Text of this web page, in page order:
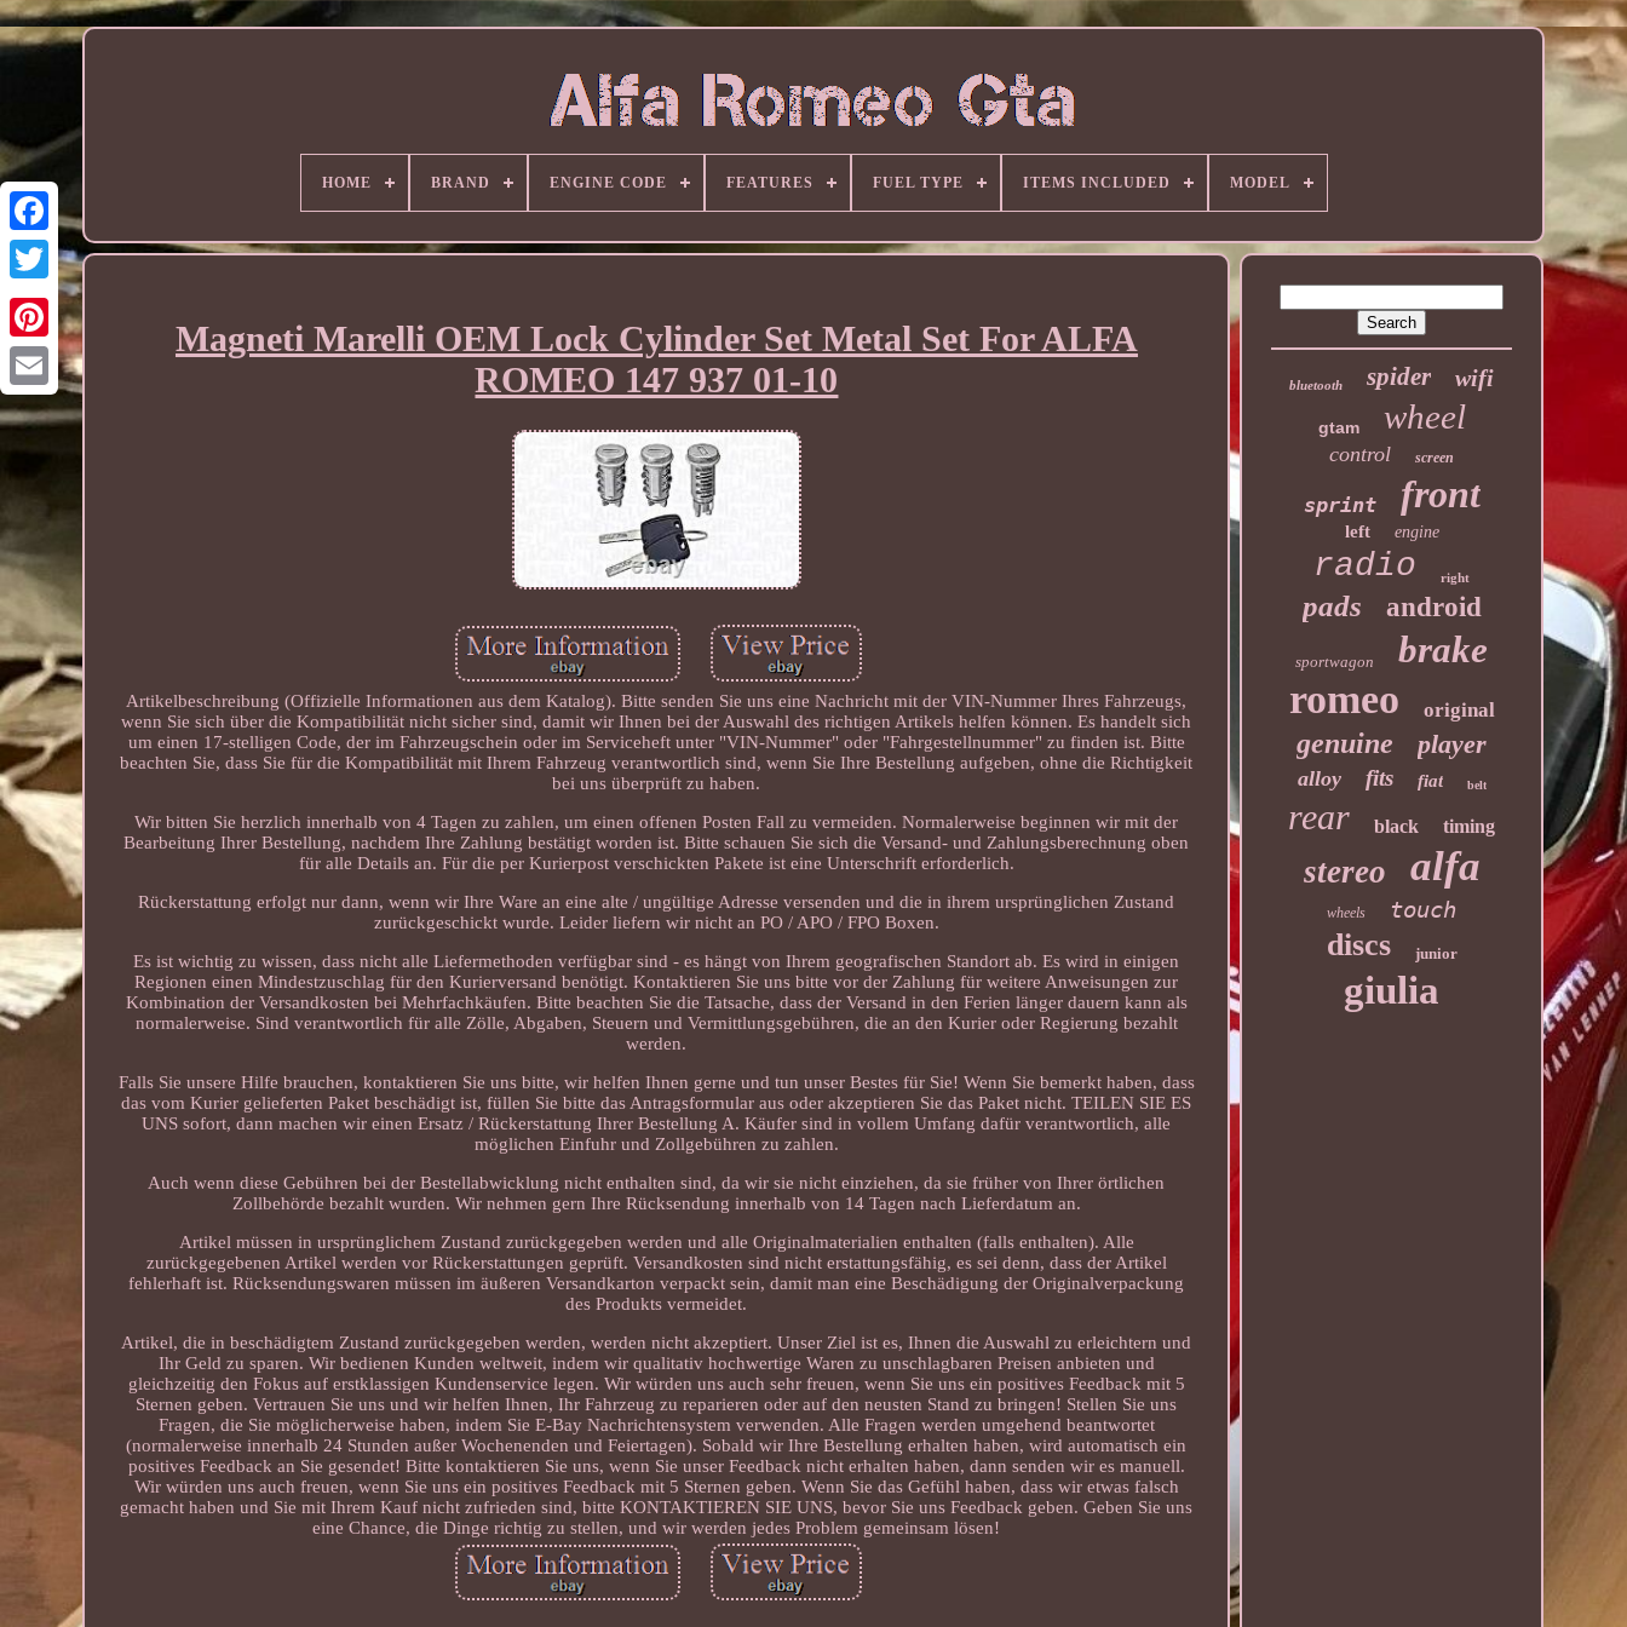
HOME BRAND ENGINE CODE FEATURES FUEL TYPE ITEMS INCLUDED MODEL
Magneti Marelli OEM Lock Cylinder Set Metal Set For ALFA
ROMEO 147 937 01-10
Artikelbeschreibung (Offizielle Informationen aus dem Katalog). Bitte senden Sie uns eine Nachricht mit der VIN-Nummer Ihres Fahrzeugs,
wenn Sie sich über die Kompatibilität nicht sicher sind, damit wir Ihnen bei der Auswahl des richtigen Artikels helfen können. Es handelt sich
um einen 17-stelligen Code, der im Fahrzeugschein oder im Serviceheft unter "VIN-Nummer" oder "Fahrgestellnummer" zu finden ist. Bitte
beachten Sie, dass Sie für die Kompatibilität mit Ihrem Fahrzeug verantwortlich sind, wenn Sie Ihre Bestellung aufgeben, ohne die Richtigkeit
bei uns überprüft zu haben.
Wir bitten Sie herzlich innerhalb von 4 Tagen zu zahlen, um einen offenen Posten Fall zu vermeiden. Normalerweise beginnen wir mit der
Bearbeitung Ihrer Bestellung, nachdem Ihre Zahlung bestätigt worden ist. Bitte schauen Sie sich die Versand- und Zahlungsberechnung oben
für alle Details an. Für die per Kurierpost verschickten Pakete ist eine Unterschrift erforderlich.
Rückerstattung erfolgt nur dann, wenn wir Ihre Ware an eine alte / ungültige Adresse versenden und die in ihrem ursprünglichen Zustand
zurückgeschickt wurde. Leider liefern wir nicht an PO / APO / FPO Boxen.
Es ist wichtig zu wissen, dass nicht alle Liefermethoden verfügbar sind - es hängt von Ihrem geografischen Standort ab. Es wird in einigen
Regionen einen Mindestzuschlag für den Kurierversand benötigt. Kontaktieren Sie uns bitte vor der Zahlung für weitere Anweisungen zur
Kombination der Versandkosten bei Mehrfachkäufen. Bitte beachten Sie die Tatsache, dass der Versand in den Ferien länger dauern kann als
normalerweise. Sind verantwortlich für alle Zölle, Abgaben, Steuern und Vermittlungsgebühren, die an den Kurier oder Regierung bezahlt
werden.
Falls Sie unsere Hilfe brauchen, kontaktieren Sie uns bitte, wir helfen Ihnen gerne und tun unser Bestes für Sie! Wenn Sie bemerkt haben, dass
das vom Kurier gelieferten Paket beschädigt ist, füllen Sie bitte das Antragsformular aus oder akzeptieren Sie das Paket nicht. TEILEN SIE ES
UNS sofort, dann machen wir einen Ersatz / Rückerstattung Ihrer Bestellung A. Käufer sind in vollem Umfang dafür verantwortlich, alle
möglichen Einfuhr und Zollgebühren zu zahlen.
Auch wenn diese Gebühren bei der Bestellabwicklung nicht enthalten sind, da wir sie nicht einziehen, da sie früher von Ihrer örtlichen
Zollbehörde bezahlt wurden. Wir nehmen gern Ihre Rücksendung innerhalb von 14 Tagen nach Lieferdatum an.
Artikel müssen in ursprünglichem Zustand zurückgegeben werden und alle Originalmaterialien enthalten (falls enthalten). Alle
zurückgegebenen Artikel werden vor Rückerstattungen geprüft. Versandkosten sind nicht erstattungsfähig, es sei denn, dass der Artikel
fehlerhaft ist. Rücksendungswaren müssen im äußeren Versandkarton verpackt sein, damit man eine Beschädigung der Originalverpackung
des Produkts vermeidet.
Artikel, die in beschädigtem Zustand zurückgegeben werden, werden nicht akzeptiert. Unser Ziel ist es, Ihnen die Auswahl zu erleichtern und
Ihr Geld zu sparen. Wir bedienen Kunden weltweit, indem wir qualitativ hochwertige Waren zu unschlagbaren Preisen anbieten und
gleichzeitig den Fokus auf erstklassigen Kundenservice legen. Wir würden uns auch sehr freuen, wenn Sie uns ein positives Feedback mit 5
Sternen geben. Vertrauen Sie uns und wir helfen Ihnen, Ihr Fahrzeug zu reparieren oder auf den neusten Stand zu bringen! Stellen Sie uns
Fragen, die Sie möglicherweise haben, indem Sie E-Bay Nachrichtensystem verwenden. Alle Fragen werden umgehend beantwortet
(normalerweise innerhalb 24 Stunden außer Wochenenden und Feiertagen). Sobald wir Ihre Bestellung erhalten haben, wird automatisch ein
positives Feedback an Sie gesendet! Bitte kontaktieren Sie uns, wenn Sie unser Feedback nicht erhalten haben, dann senden wir es manuell.
Wir würden uns auch freuen, wenn Sie uns ein positives Feedback mit 5 Sternen geben. Wenn Sie das Gefühl haben, dass wir etwas falsch
gemacht haben und Sie mit Ihrem Kauf nicht zufrieden sind, bitte KONTAKTIEREN SIE UNS, bevor Sie uns Feedback geben. Geben Sie uns
eine Chance, die Dinge richtig zu stellen, und wir werden jedes Problem gemeinsam lösen!
bluetooth spider wifi
gtam wheel
control screen
sprint front
left engine
radio right
pads android
sportwagon brake
romeo original
genuine player
alloy fits fiat belt
rear black timing
stereo alfa
wheels touch
discs junior
giulia